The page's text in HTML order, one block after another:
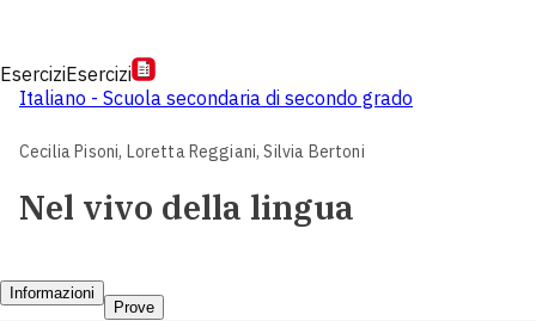
EserciziEsercizi
Italiano - Scuola secondaria di secondo grado
Cecilia Pisoni, Loretta Reggiani,Silvia Bertoni
Nel vivo della lingua
Informazioni
Prove